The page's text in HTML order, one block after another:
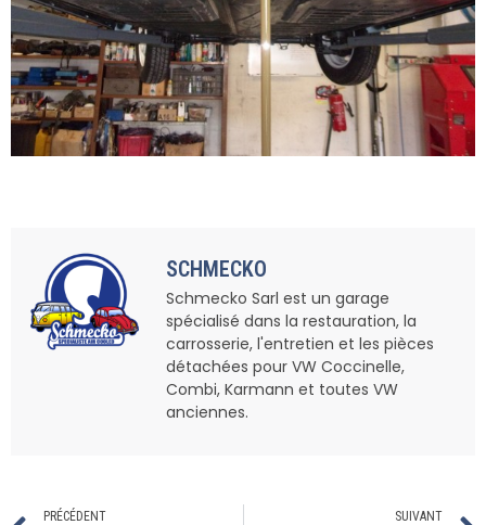
SCHMECKO
Schmecko Sarl est un garage
spécialisé dans la restauration, la
carrosserie, l'entretien et les pièces
détachées pour VW Coccinelle,
Combi, Karmann et toutes VW
anciennes.
PRÉCÉDENT SUIVANT